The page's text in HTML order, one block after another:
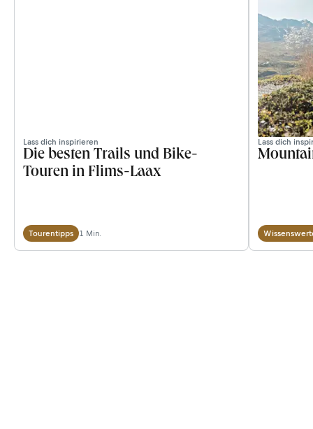
Lass dich inspirieren
Die besten Trails und Bike-
Tourentipps 1 Min.
Lass dich